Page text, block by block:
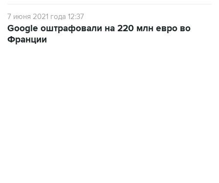
7 июня 2021 года 12:37
Google оштрафовали на 220 млн евро во
Франции